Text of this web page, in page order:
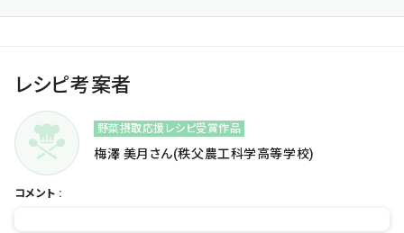
レシピ考案者
野菜摂取応援レシピ受賞作品
梅澤 美月さん(秩父農工科学高等学校)
コメント :